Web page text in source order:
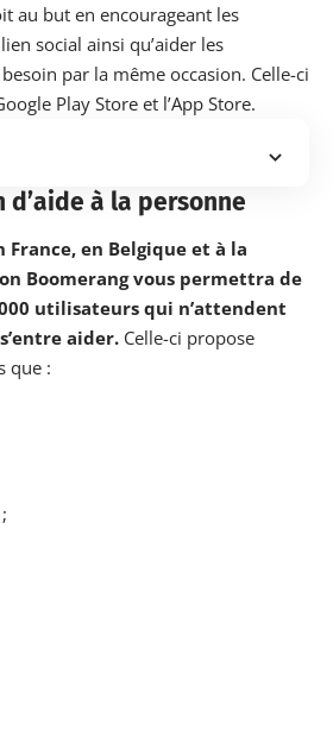
au but en encourageant les
social ainsi qu’aider les
par la même occasion. Celle-ci
Play Store et l’App Store.
à la personne
en Belgique et à la
Boomerang vous permettra de
utilisateurs qui n’attendent
aider. Celle-ci propose
que :
;